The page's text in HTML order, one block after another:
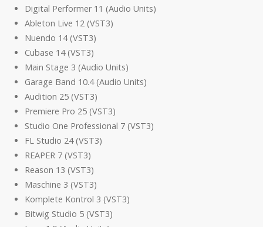
Digital Performer 11 (Audio Units)
Ableton Live 12 (VST3)
Nuendo 14 (VST3)
Cubase 14 (VST3)
Main Stage 3 (Audio Units)
Garage Band 10.4 (Audio Units)
Audition 25 (VST3)
Premiere Pro 25 (VST3)
Studio One Professional 7 (VST3)
FL Studio 24 (VST3)
REAPER 7 (VST3)
Reason 13 (VST3)
Maschine 3 (VST3)
Komplete Kontrol 3 (VST3)
Bitwig Studio 5 (VST3)